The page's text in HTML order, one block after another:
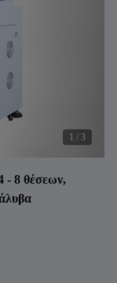
1 / 3
- 8 θέσεων,